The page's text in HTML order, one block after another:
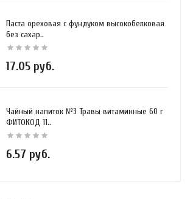
Паста ореховая с фундуком высокобелковая
без сахар..
17.05 руб.
Чайный напиток №3 Травы витаминные 60 г
ФИТОКОД 11..
6.57 руб.